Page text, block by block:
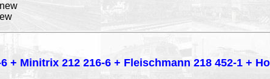
+ Minitrix 212 216-6 + Fleischmann 218 452-1 +